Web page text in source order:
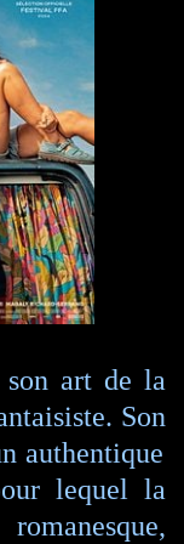
son art de la
Son
authentique
lequel la